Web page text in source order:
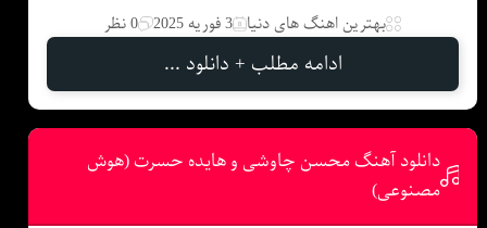
بهترین اهنگ های دنیا 3 فوریه 2025 0 نظر
ادامه مطلب + دانلود ...
دانلود آهنگ محسن چاوشی و هایده حسرت (هوش
مصنوعی)